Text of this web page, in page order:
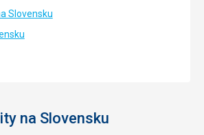
Slovensku
na Slovensku